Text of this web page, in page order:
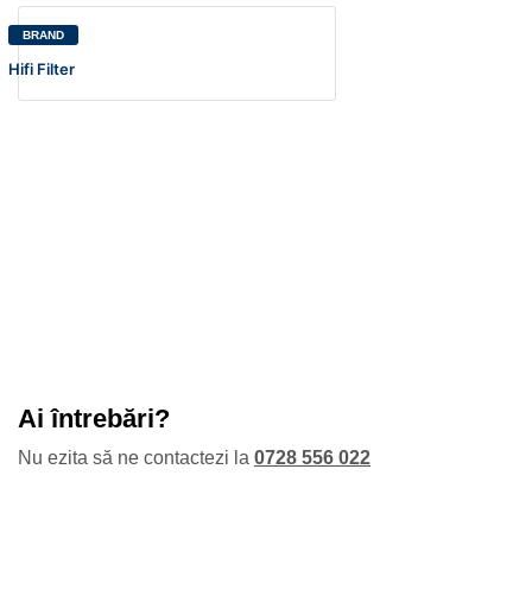
BRAND
Hifi Filter
Ai întrebări?
Nu ezita să ne contactezi la 0728 556 022